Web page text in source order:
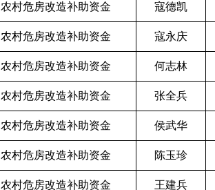
农村危房改造补助资金 寇德凯
农村危房改造补助资金 寇永庆
农村危房改造补助资金 何志林
农村危房改造补助资金 张全兵
农村危房改造补助资金 侯武华
农村危房改造补助资金 陈玉珍
农村危房改造补助资金 王建兵